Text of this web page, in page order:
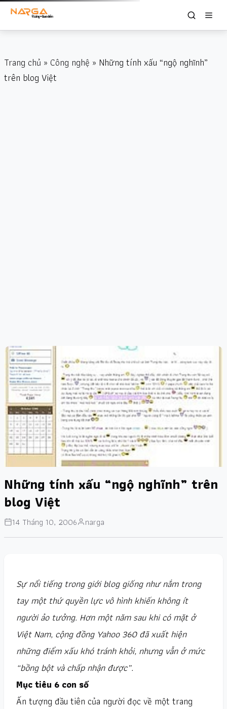
Trang chủ » Công nghệ » Những tính xấu “ngộ nghĩnh”
trên blog Việt
Những tính xấu “ngộ nghĩnh” trên
blog Việt
14 Tháng 10, 2006 narga
Sự nổi tiếng trong giới blog giống như nắm trong
tay một thứ quyền lực vô hình khiến không ít
người ảo tưởng. Hơn một năm sau khi có mặt ở
Việt Nam, cộng đồng Yahoo 360 đã xuất hiện
những điểm xấu khó tránh khỏi, nhưng vẫn ở mức
“bồng bột và chấp nhận được”.
Mục tiêu 6 con số
Ấn tượng đầu tiên của người đọc về một trang